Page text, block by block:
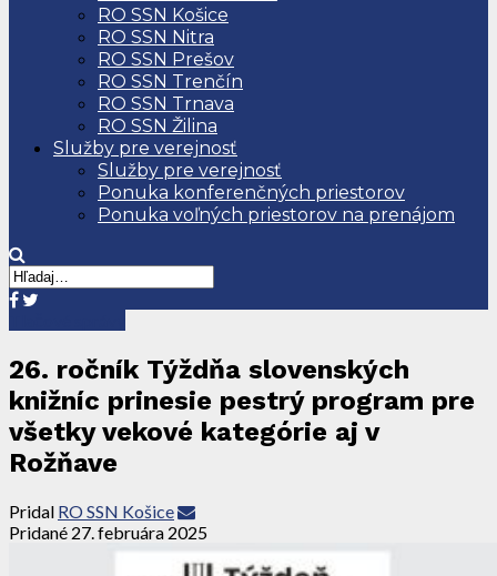
RO SSN Košice
RO SSN Nitra
RO SSN Prešov
RO SSN Trenčín
RO SSN Trnava
RO SSN Žilina
Služby pre verejnosť
Služby pre verejnosť
Ponuka konferenčných priestorov
Ponuka voľných priestorov na prenájom
26. ročník Týždňa slovenských
knižníc prinesie pestrý program pre
všetky vekové kategórie aj v
Rožňave
Pridal RO SSN Košice
Pridané 27. februára 2025